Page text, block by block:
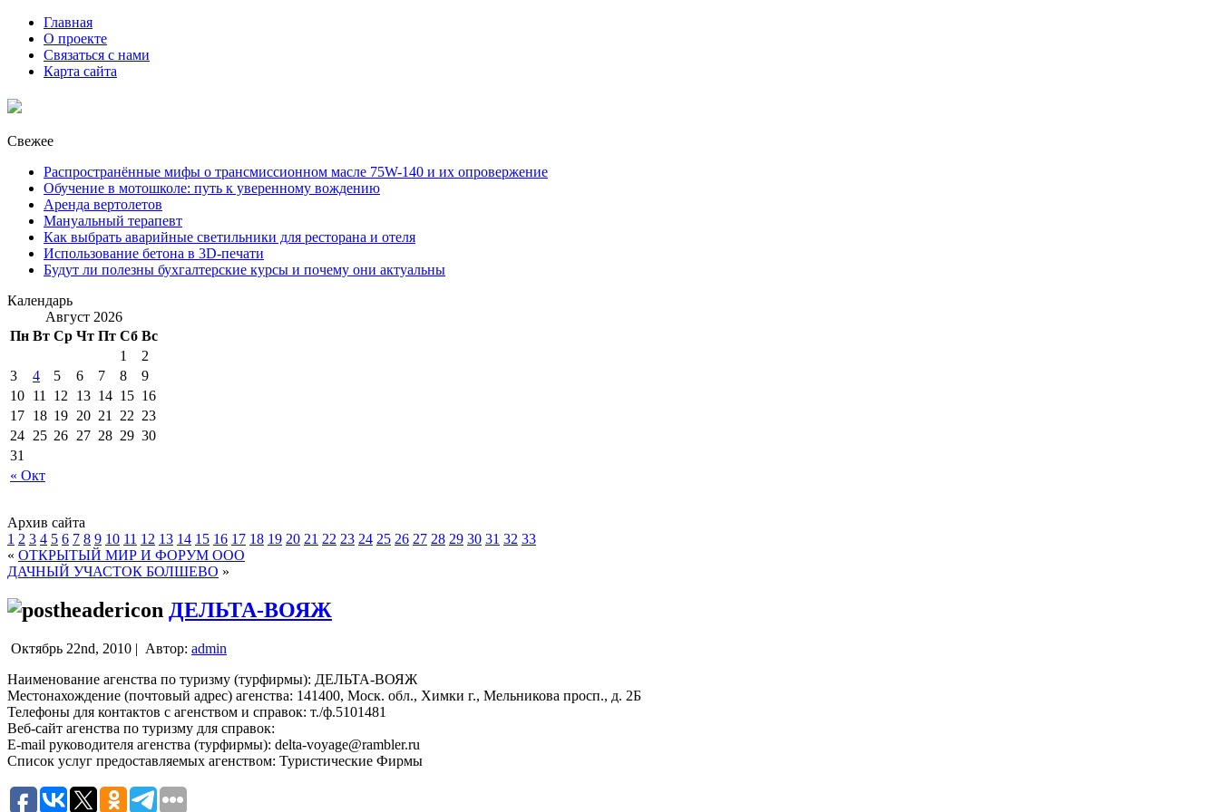
Главная
О проекте
Связаться с нами
Карта сайта
Свежее
Распространённые мифы о трансмиссионном масле 75W-140 и их опровержение
Обучение в мотошколе: путь к уверенному вождению
Аренда вертолетов
Мануальный терапевт
Как выбрать аварийные светильники для ресторана и отеля
Использование бетона в 3D-печати
Будут ли полезны бухгалтерские курсы и почему они актуальны
Календарь
Август 2026
Пн Вт Ср Чт Пт Сб Вс
« Окт
1
2
3
4 5 6 7 8
9
10 11 12 13 14 15 16
17 18 19 20 21 22 23
24 25 26 27 28 29 30
31
Архив сайта
1 2 3 4 5 6 7 8 9 10 11 12 13 14 15 16 17 18 19 20 21 22 23 24 25 26 27 28 29 30 31 32 33
« ОТКРЫТЫЙ МИР И ФОРУМ ООО
ДАЧНЫЙ УЧАСТОК БОЛШЕВО »
ДЕЛЬТА-ВОЯЖ
Октябрь 22nd, 2010 | Автор: admin
Наименование агенства по туризму (турфирмы): ДЕЛЬТА-ВОЯЖ
Местонахождение (почтовый адрес) агенства: 141400, Моск. обл., Химки г., Мельникова просп., д. 2Б
Телефоны для контактов с агенством и справок: т./ф.5101481
Веб-сайт агенства по туризму для справок:
E-mail руководителя агенства (турфирмы): delta-voyage@rambler.ru
Список услуг предоставляемых агенством: Туристические Фирмы